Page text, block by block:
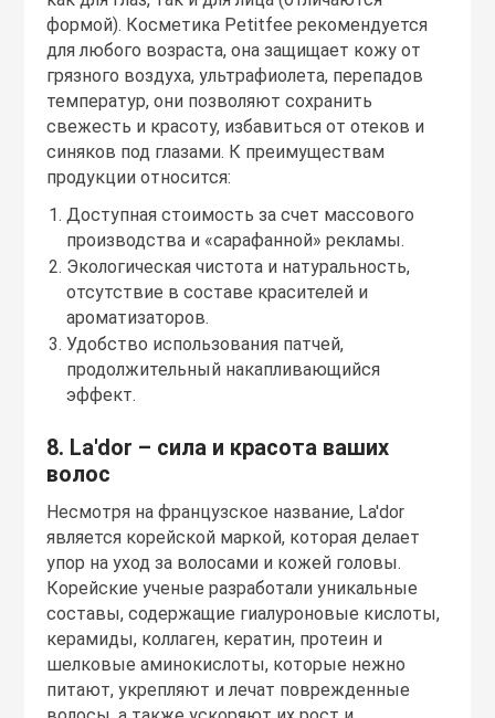
формой). Косметика Petitfee рекомендуется
для любого возраста, она защищает кожу от
грязного воздуха, ультрафиолета, перепадов
температур, они позволяют сохранить
свежесть и красоту, избавиться от отеков и
синяков под глазами. К преимуществам
продукции относится:
Доступная стоимость за счет массового
производства и «сарафанной» рекламы.
Экологическая чистота и натуральность,
отсутствие в составе красителей и
ароматизаторов.
Удобство использования патчей,
продолжительный накапливающийся
эффект.
8. La'dor – сила и красота ваших
волос
Несмотря на французское название, La'dor
является корейской маркой, которая делает
упор на уход за волосами и кожей головы.
Корейские ученые разработали уникальные
составы, содержащие гиалуроновые кислоты,
керамиды, коллаген, кератин, протеин и
шелковые аминокислоты, которые нежно
питают, укрепляют и лечат поврежденные